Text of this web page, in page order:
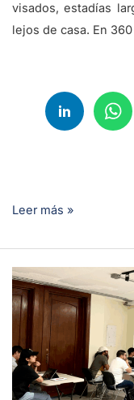
visados, estadías
lejos de casa. En
Leer más »
¿Cómo
es
estudiar
mantenimiento
aeronáutico
100%